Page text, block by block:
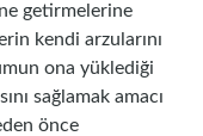
getirmelerine
kendi arzularını
ona yüklediği
sağlamak amacı
önce